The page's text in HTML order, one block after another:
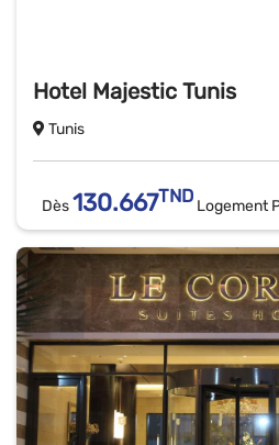
Hotel Majestic Tunis
Tunis
Dès130.667TND Logement